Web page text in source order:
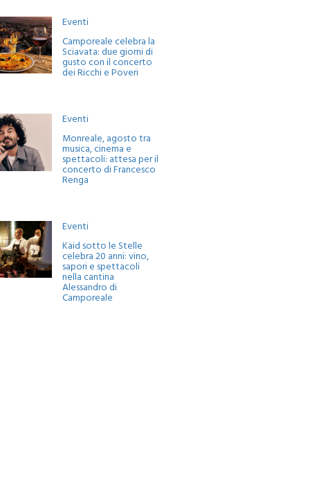
Eventi
Camporeale celebra la
Sciavata: due giorni di
gusto con il concerto
dei Ricchi e Poveri
Eventi
Monreale, agosto tra
musica, cinema e
spettacoli: attesa per il
concerto di Francesco
Renga
Eventi
Kaid sotto le Stelle
celebra 20 anni: vino,
sapori e spettacoli
nella cantina
Alessandro di
Camporeale